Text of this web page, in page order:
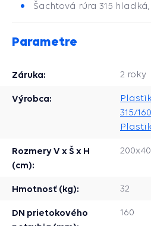
Šachtová rúra 315
Parametre
Záruka: 2 roky
Výrobca:
315/
Rozmery V x Š x H
(cm):
Hmotnosť (kg): 32
DN prietokového
160